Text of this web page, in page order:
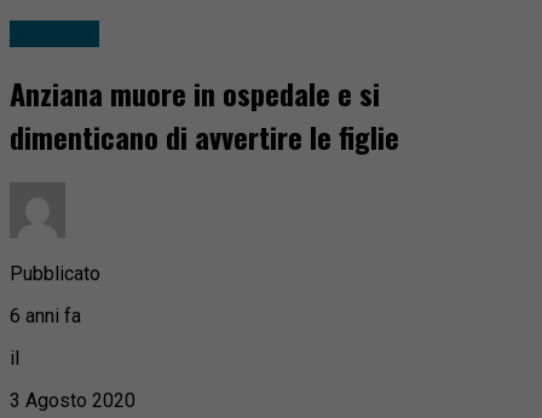
Anziana muore in ospedale e si
dimenticano di avvertire le figlie
Pubblicato
6 anni fa
il
3 Agosto 2020